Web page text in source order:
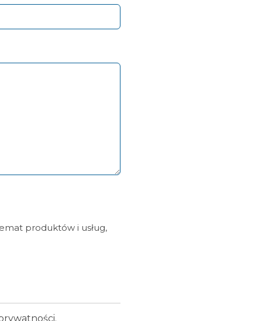
produktów i usług,